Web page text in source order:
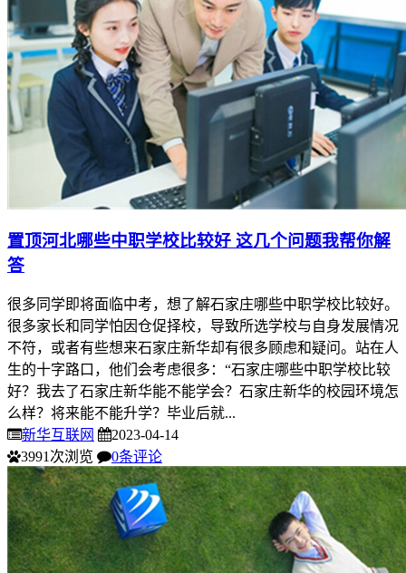
置顶河北哪些中职学校比较好 这几个问题我帮你解
答
很多同学即将面临中考，想了解石家庄哪些中职学校比较好。
很多家长和同学怕因仓促择校，导致所选学校与自身发展情况
不符，或者有些想来石家庄新华却有很多顾虑和疑问。站在人
生的十字路口，他们会考虑很多：“石家庄哪些中职学校比较
好？我去了石家庄新华能不能学会？石家庄新华的校园环境怎
么样？将来能不能升学？毕业后就...
新华互联网
2023-04-14
3991次浏览
0条评论